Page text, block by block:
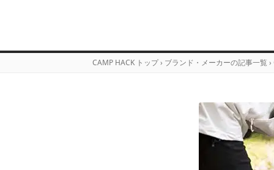
CAMP HACK トップ › ブランド・メーカーの記事一覧 ›